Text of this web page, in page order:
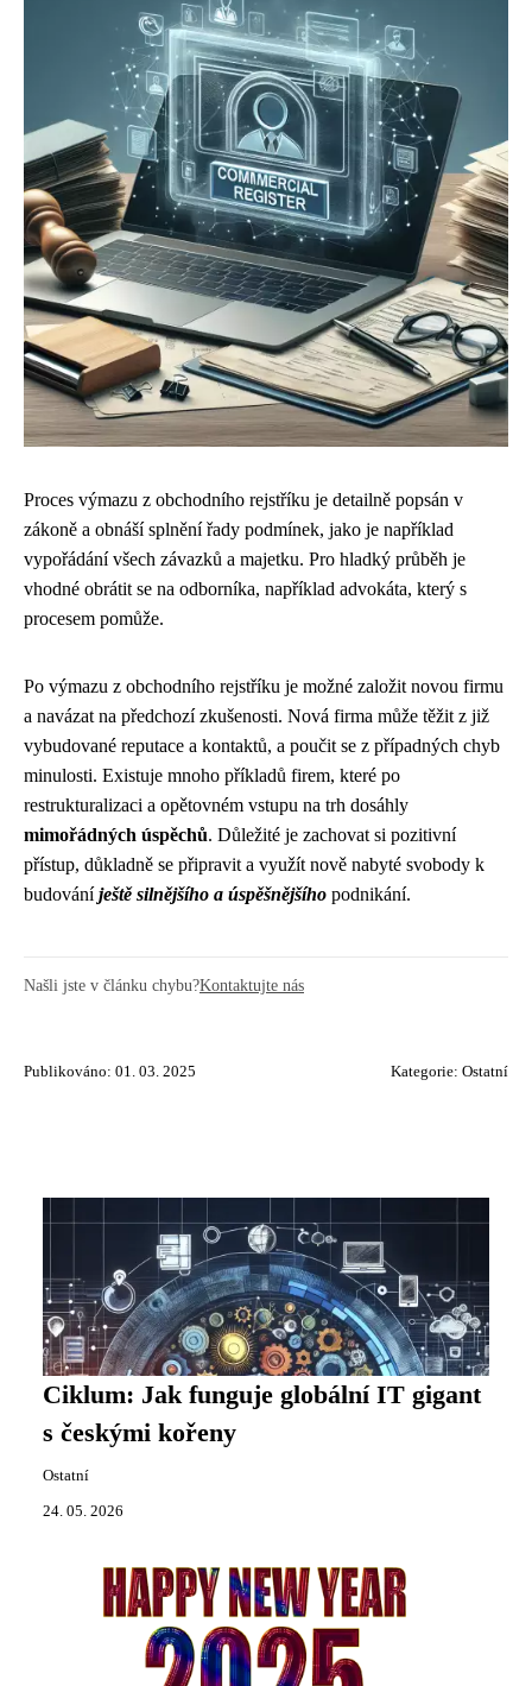
Proces výmazu z obchodního rejstříku je detailně popsán v
zákoně a obnáší splnění řady podmínek, jako je například
vypořádání všech závazků a majetku. Pro hladký průběh je
vhodné obrátit se na odborníka, například advokáta, který s
procesem pomůže.
Po výmazu z obchodního rejstříku je možné založit novou firmu
a navázat na předchozí zkušenosti. Nová firma může těžit z již
vybudované reputace a kontaktů, a poučit se z případných chyb
minulosti. Existuje mnoho příkladů firem, které po
restrukturalizaci a opětovném vstupu na trh dosáhly
mimořádných úspěchů. Důležité je zachovat si pozitivní
přístup, důkladně se připravit a využít nově nabyté svobody k
budováníještě silnějšího a úspěšnějšího podnikání.
Našli jste v článku chybu?Kontaktujte nás
Publikováno: 01. 03. 2025 Kategorie: Ostatní
Ciklum: Jak funguje globální IT gigant
s českými kořeny
Ostatní
24. 05. 2026